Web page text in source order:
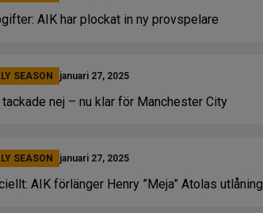
AIK har plockat in ny provspelare
SEASON januari 27, 2025
nej – nu klar för Manchester City
SEASON januari 27, 2025
AIK förlänger Henry ”Meja” Atolas utlåning